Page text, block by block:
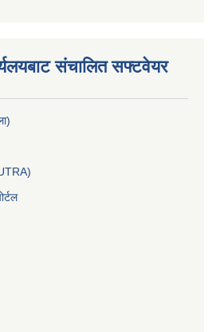
संचालित सफ्टवेयर